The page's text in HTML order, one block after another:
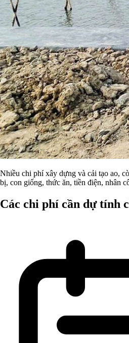
Nhiều chi phí xây dựng và cải tạo ao,
bị, con giống, thức ăn, tiền điện, nhân
Các chi phí cần dự tính